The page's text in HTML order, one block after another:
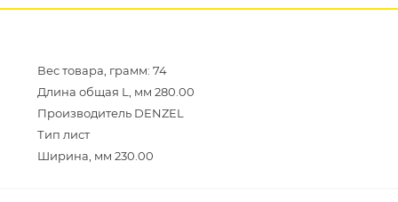
Вес товара, грамм: 74
Длина общая L, мм 280.00
Производитель DENZEL
Тип лист